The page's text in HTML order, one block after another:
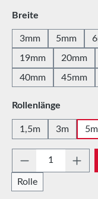
Breite
3mm 5mm
19mm 20mm
40mm 45mm
Rollenlänge
1,5m 3m 5m
Produkt
Rolle